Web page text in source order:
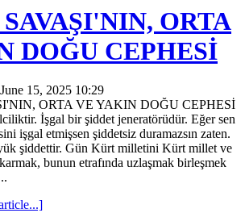
ORTA
DOĞU CEPHESİ
15, 2025 10:29
İşgal bir şiddet jeneratörüdür. Eğer sen
işgal etmişsen şiddetsiz duramazsın zaten.
şiddettir. Gün Kürt milletini Kürt millet ve
bunun etrafında uzlaşmak birleşmek